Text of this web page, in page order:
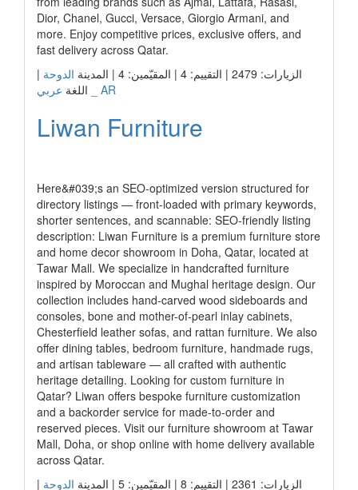
Dior, Chanel, Gucci, Versace, Giorgio Armani, and
more. Enjoy competitive prices, exclusive offers, and
fast delivery across Qatar.
الزيارات: 2479 | التقييم: 4 | المقيّمين: 4 | المدينة
الدوحة |
اللغة عربي _ AR
Liwan Furniture
Here&#039;s an SEO-optimized version structured for
directory listings — front-loaded with primary keywords,
shorter sentences, and scannable: SEO-friendly listing
description: Liwan Furniture is a premium furniture store
and home decor showroom in Doha, Qatar, located at
Tawar Mall. We specialize in handcrafted furniture
inspired by Moroccan and Mughal heritage design. Our
collection includes hand-carved wood sideboards and
consoles, bone and mother-of-pearl inlay cabinets,
Chesterfield leather sofas, and rattan furniture. We also
offer dining tables, bedroom furniture, handmade rugs,
and artisan tableware — all crafted with authentic
heritage detailing. Looking for custom furniture in
Qatar? Liwan offers bespoke furniture customization
and a backorder service for made-to-order and
reserved pieces. Visit our furniture showroom at Tawar
Mall, Doha, or shop online with home delivery available
across Qatar.
الزيارات: 2361 | التقييم: 8 | المقيّمين: 5 | المدينة
الدوحة |